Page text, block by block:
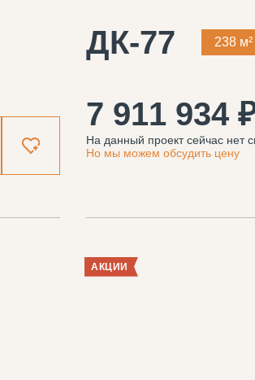
ДК-77 238 м²
7 911 934
На данный проект сейчас нет
Но мы можем обсудить цену
АКЦИИ